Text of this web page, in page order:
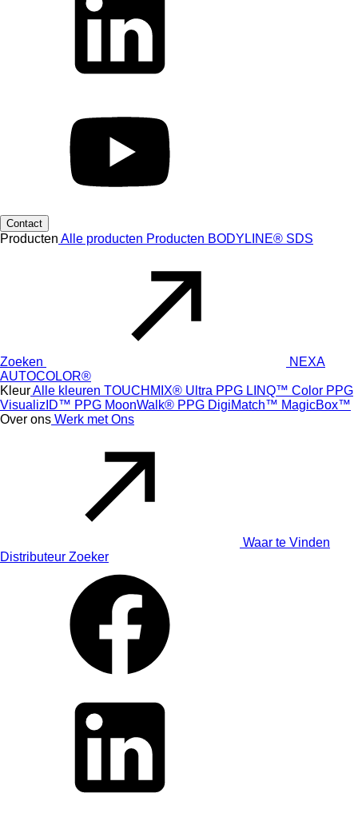
Contact
Producten Alle producten Producten BODYLINE® SDS
Zoeken
NEXA
AUTOCOLOR®
KleurAlle kleuren TOUCHMIX® Ultra PPG LINQ™ Color PPG
VisualizID™ PPG MoonWalk® PPG DigiMatch™ MagicBox™
Over ons Werk met Ons
Waar te Vinden
Distributeur Zoeker